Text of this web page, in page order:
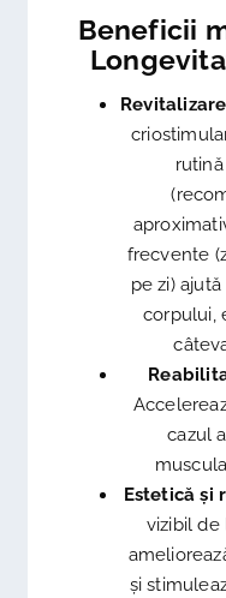
Beneficii
frecvente
pe zi)
corpului,
cazul
Estetică și
vizibil de
și